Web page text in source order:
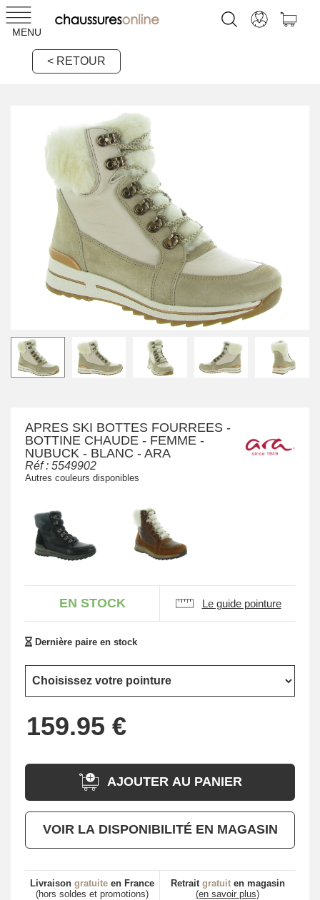
MENU
< RETOUR
APRES SKI BOTTES FOURREES -
BOTTINE CHAUDE - FEMME -
NUBUCK - BLANC - ARA
Réf : 5549902
Autres couleurs disponibles
EN STOCK Le guide pointure
Dernière paire en stock
AJOUTER AU PANIER
VOIR LA DISPONIBILITÉ EN MAGASIN
Livraison gratuite en France
(hors soldes et promotions)
Retrait gratuiten magasin
(en savoir plus)